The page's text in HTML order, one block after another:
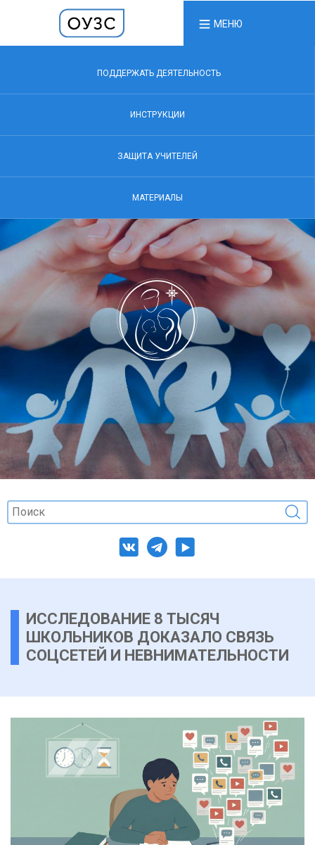
МЕНЮ
ПОДДЕРЖАТЬ ДЕЯТЕЛЬНОСТЬ
ИНСТРУКЦИИ
ЗАЩИТА УЧИТЕЛЕЙ
МАТЕРИАЛЫ
ИССЛЕДОВАНИЕ 8 ТЫСЯЧ
ШКОЛЬНИКОВ ДОКАЗАЛО СВЯЗЬ
СОЦСЕТЕЙ И НЕВНИМАТЕЛЬНОСТИ